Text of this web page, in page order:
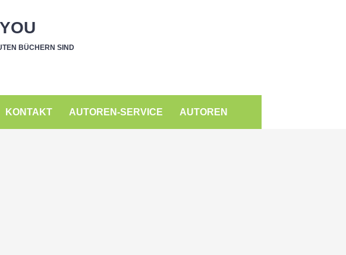
BÜCHERN SIND
KONTAKT AUTOREN-SERVICE AUTOREN